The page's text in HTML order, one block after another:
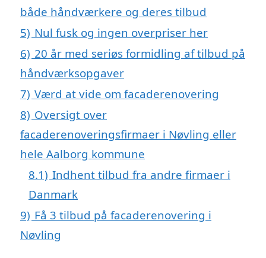
både håndværkere og deres tilbud
5) Nul fusk og ingen overpriser her
6) 20 år med seriøs formidling af tilbud på
håndværksopgaver
7) Værd at vide om facaderenovering
8) Oversigt over
facaderenoveringsfirmaer i Nøvling eller
hele Aalborg kommune
8.1) Indhent tilbud fra andre firmaer i
Danmark
9) Få 3 tilbud på facaderenovering i
Nøvling